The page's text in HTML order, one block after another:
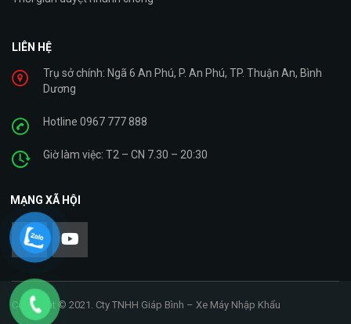
LIÊN HỆ
Trụ sở chính: Ngã 6 An Phú, P. An Phú, TP. Thuận An, Bình
Dương
Hotline 0967 777 888
Giờ làm việc: T2 – CN 7.30 – 20:30
MẠNG XÃ HỘI
Copyright © 2021. Cty TNHH Giáp Bình – Xe Máy Nhập Khẩu